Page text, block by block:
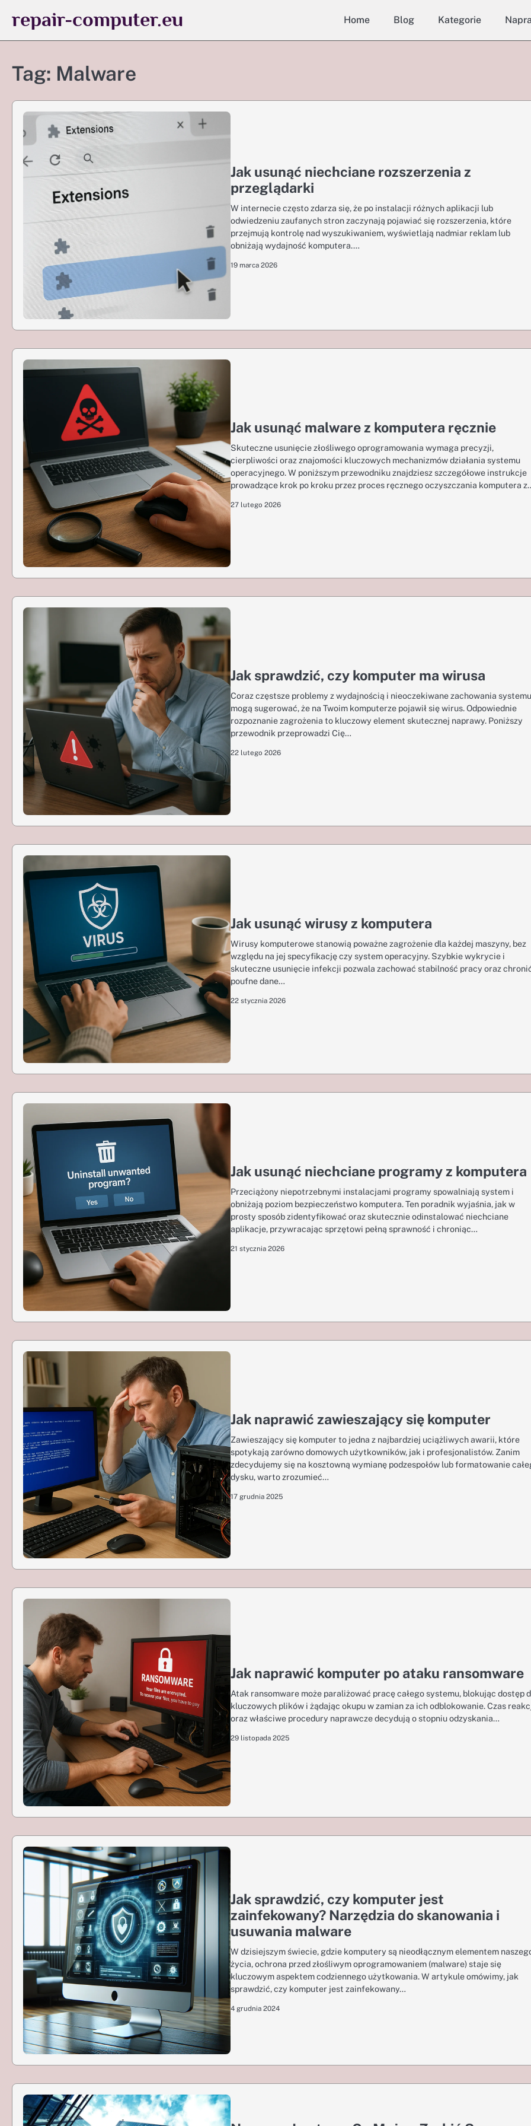
repair-computer.eu Home Blog Kategorie
Tag: Malware
Jak usunąć niechciane rozszerzenia z
przeglądarki
W internecie często zdarza się, że po instalacji różnych aplikacji lub
odwiedzeniu zaufanych stron zaczynają pojawiać się rozszerzenia, które
przejmują kontrolę nad wyszukiwaniem, wyświetlają nadmiar reklam lub
obniżają wydajność komputera.…
19 marca 2026
Jak usunąć malware z komputera ręcznie
Skuteczne usunięcie złośliwego oprogramowania wymaga precyzji,
cierpliwości oraz znajomości kluczowych mechanizmów działania systemu
operacyjnego. W poniższym przewodniku znajdziesz szczegółowe instrukcje
prowadzące krok po kroku przez proces ręcznego oczyszczania komputera
27 lutego 2026
Jak sprawdzić, czy komputer ma wirusa
Coraz częstsze problemy z wydajnością i nieoczekiwane zachowania systemu
mogą sugerować, że na Twoim komputerze pojawił się wirus. Odpowiednie
rozpoznanie zagrożenia to kluczowy element skutecznej naprawy. Poniższy
przewodnik przeprowadzi Cię…
22 lutego 2026
Jak usunąć wirusy z komputera
Wirusy komputerowe stanowią poważne zagrożenie dla każdej maszyny, bez
względu na jej specyfikację czy system operacyjny. Szybkie wykrycie i
skuteczne usunięcie infekcji pozwala zachować stabilność pracy oraz
poufne dane…
22 stycznia 2026
Jak usunąć niechciane programy z komputera
Przeciążony niepotrzebnymi instalacjami programy spowalniają system i
obniżają poziom bezpieczeństwo komputera. Ten poradnik wyjaśnia, jak w
prosty sposób zidentyfikować oraz skutecznie odinstalować niechciane
aplikacje, przywracając sprzętowi pełną sprawność i chroniąc…
21 stycznia 2026
Jak naprawić zawieszający się komputer
Zawieszający się komputer to jedna z najbardziej uciążliwych awarii, które
spotykają zarówno domowych użytkowników, jak i profesjonalistów. Zanim
zdecydujemy się na kosztowną wymianę podzespołów lub formatowanie
dysku, warto zrozumieć…
17 grudnia 2025
Jak naprawić komputer po ataku ransomware
Atak ransomware może paraliżować pracę całego systemu, blokując dostęp
kluczowych plików i żądając okupu w zamian za ich odblokowanie. Czas
oraz właściwe procedury naprawcze decydują o stopniu odzyskania…
29 listopada 2025
Jak sprawdzić, czy komputer jest
zainfekowany? Narzędzia do skanowania i
usuwania malware
W dzisiejszym świecie, gdzie komputery są nieodłącznym elementem
życia, ochrona przed złośliwym oprogramowaniem (malware) staje się
kluczowym aspektem codziennego użytkowania. W artykule omówimy, jak
sprawdzić, czy komputer jest zainfekowany…
4 grudnia 2024